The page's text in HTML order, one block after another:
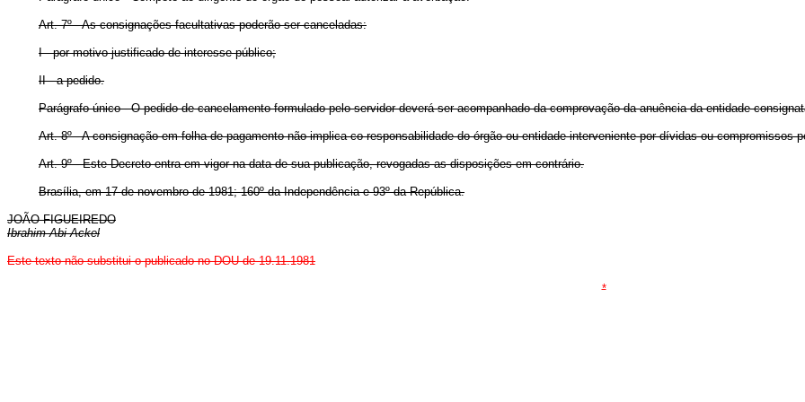
Art. 7º - As consignações facultativas poderão ser canceladas:
I - por motivo justificado de interesse público;
II - a pedido.
Parágrafo único - O pedido de cancelamento formulado pelo servidor deverá ser acompanhado da comprovação da anuência da entidade
Art. 8º - A consignação em folha de pagamento não implica co-responsabilidade do órgão ou entidade interveniente por dívidas ou compromissos
Art. 9º - Este Decreto entra em vigor na data de sua publicação, revogadas as disposições em contrário.
Brasília, em 17 de novembro de 1981; 160º da Independência e 93º da República.
JOÃO FIGUEIREDO
Ibrahim Abi-Ackel
Este texto não substitui o publicado no DOU de 19.11.1981
*